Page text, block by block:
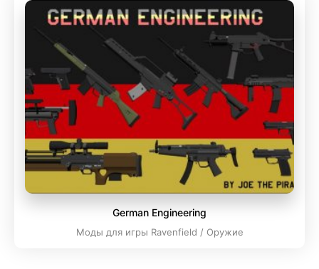
German Engineering
Моды для игры Ravenfield / Оружие